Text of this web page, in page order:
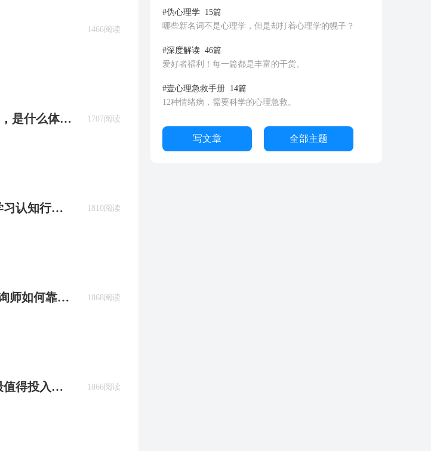
1466阅读
是什么体
1707阅读
认知行为
1810阅读
师如何靠
1868阅读
得投入的
1866阅读
#伪心理学 15篇
哪些新名词不是心理学，但是却打着心理学的幌子？
#深度解读 46篇
爱好者福利！每一篇都是丰富的干货。
#壹心理急救手册 14篇
12种情绪病，需要科学的心理急救。
写文章 全部主题